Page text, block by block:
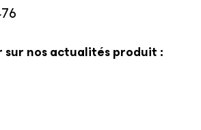
sur nos actualités produit :